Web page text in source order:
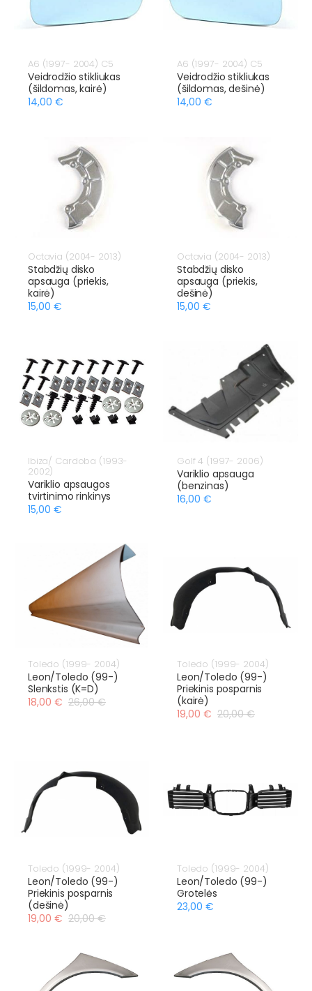
A6 (1997- 2004) C5
Veidrodžio stikliukas
(šildomas, kairė)
14,00 €
A6 (1997- 2004) C5
Veidrodžio stikliukas
(šildomas, dešinė)
14,00 €
Octavia (2004- 2013)
Stabdžių disko
apsauga (priekis,
kairė)
15,00 €
Octavia (2004- 2013)
Stabdžių disko
apsauga (priekis,
dešinė)
15,00 €
Ibiza/ Cardoba (1993-
2002)
Variklio apsaugos
tvirtinimo rinkinys
15,00 €
Golf 4 (1997- 2006)
Variklio apsauga
(benzinas)
16,00 €
Toledo (1999- 2004)
Leon/Toledo (99-)
Slenkstis (K=D)
18,00 € 26,00 €
Toledo (1999- 2004)
Leon/Toledo (99-)
Priekinis posparnis
(kairė)
19,00 € 20,00 €
Toledo (1999- 2004)
Leon/Toledo (99-)
Priekinis posparnis
(dešinė)
19,00 € 20,00 €
Toledo (1999- 2004)
Leon/Toledo (99-)
Grotelės
23,00 €